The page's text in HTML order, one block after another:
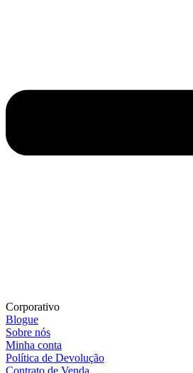
Corporativo
Blogue
Sobre nós
Minha conta
Política de Devolução
Contrato de Venda